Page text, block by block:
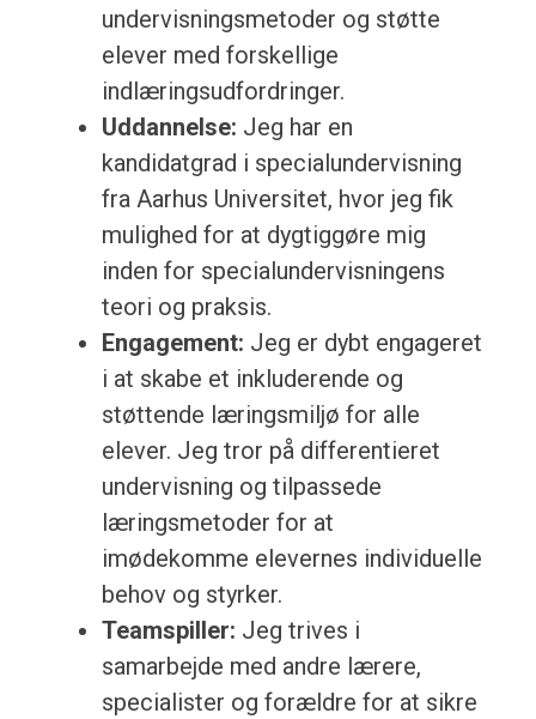
undervisningsmetoder og støtte
elever med forskellige
indlæringsudfordringer.
Uddannelse: Jeg har en
kandidatgrad i specialundervisning
fra Aarhus Universitet, hvor jeg fik
mulighed for at dygtiggøre mig
inden for specialundervisningens
teori og praksis.
Engagement: Jeg er dybt engageret
i at skabe et inkluderende og
støttende læringsmiljø for alle
elever. Jeg tror på differentieret
undervisning og tilpassede
læringsmetoder for at
imødekomme elevernes individuelle
behov og styrker.
Teamspiller: Jeg trives i
samarbejde med andre lærere,
specialister og forældre for at sikre